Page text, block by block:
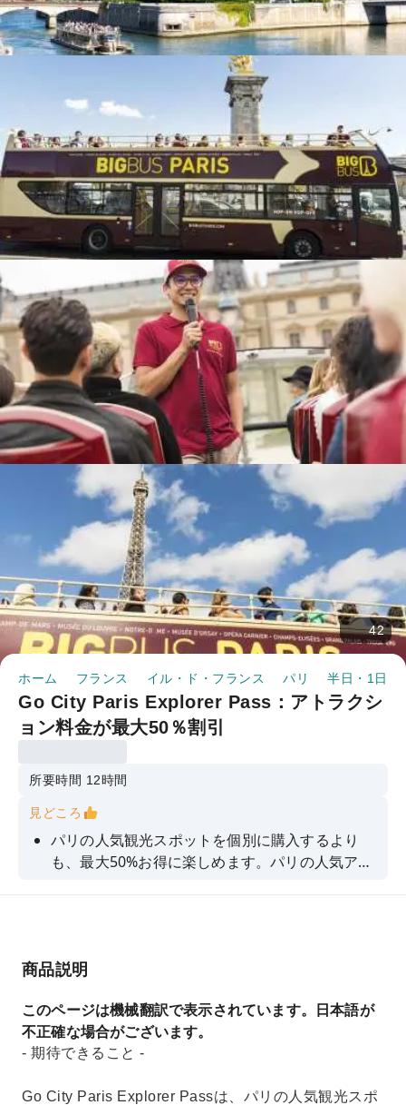
42
ホーム フランス イル・ド・フランス パリ 半日・1日ツ
Go City Paris Explorer Pass：アトラクシ
ョン料金が最大50％割引
所要時間 12時間
見どころ
パリの人気観光スポットを個別に購入するより
も、最大50%お得に楽しめます。パリの人気アト
したり、フラゴナールの香水ワークショップに参
商品説明
このページは機械翻訳で表示されています。日本語が
不正確な場合がございます。
- 期待できること -
Go City Paris Explorer Passは、パリの人気観光スポ